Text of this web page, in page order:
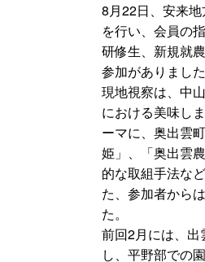
8月22日、安来
を行い、会員の
研修生、新規就
参加がありました
現地視察は、中
における美味し
ーマに、奥出雲
姫」、「奥出雲
的な取組手法な
た、参加者から
た。
前回2月には、
し、平野部での